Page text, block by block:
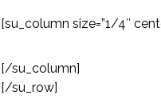
[su_column size=”1/4″
[/su_column]
[/su_row]